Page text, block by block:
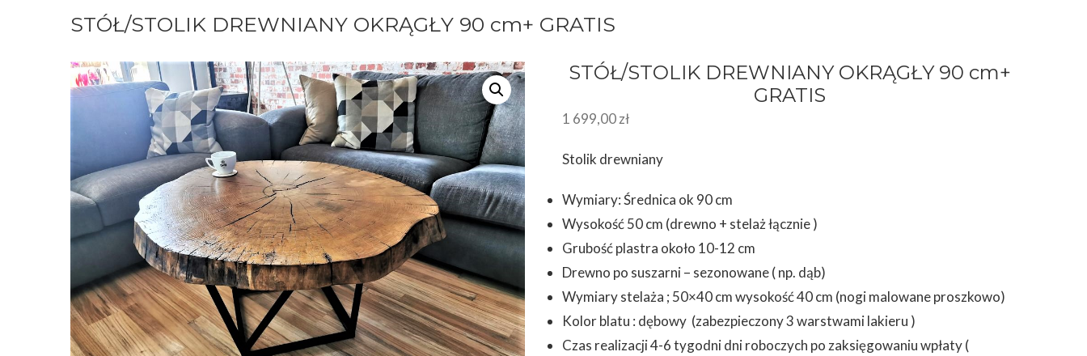
STÓŁ/STOLIK DREWNIANY OKRĄGŁY 90 cm+ GRATIS
STÓŁ/STOLIK DREWNIANY OKRĄGŁY 90 cm+
GRATIS
1 699,00zł
Stolik drewniany
Wymiary: Średnica ok 90 cm
Wysokość 50 cm (drewno + stelaż łącznie )
Grubość plastra około 10-12 cm
Drewno po suszarni – sezonowane ( np. dąb)
Wymiary stelaża ; 50×40 cm wysokość 40 cm (nogi malowane proszkowo)
Kolor blatu : dębowy (zabezpieczony 3 warstwami lakieru )
Czas realizacji 4-6 tygodni dni roboczych po zaksięgowaniu wpłaty (